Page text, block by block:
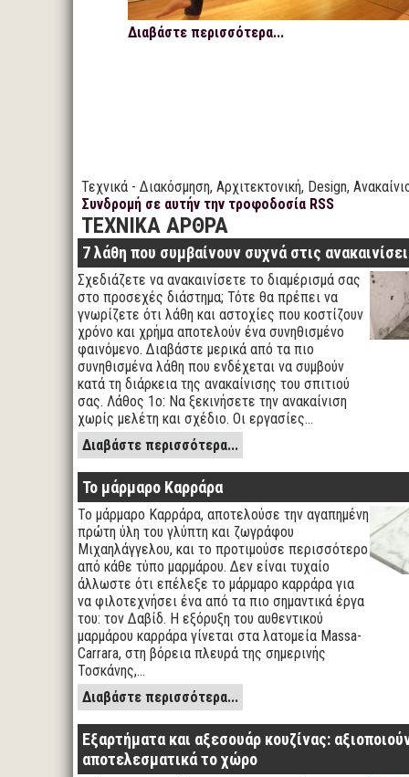
Διαβάστε περισσότερα...
Τεχνικά - Διακόσμηση, Αρχιτεκτονική, Design,
Συνδρομή σε αυτήν την τροφοδοσία RSS
ΤΕΧΝΙΚΑ ΑΡΘΡΑ
7 λάθη που συμβαίνουν συχνά στις
Σχεδιάζετε να ανακαινίσετε το διαμέρισμά σας
στο προσεχές διάστημα; Τότε θα πρέπει να
γνωρίζετε ότι λάθη και αστοχίες που κοστίζουν
χρόνο και χρήμα αποτελούν ένα συνηθισμένο
φαινόμενο. Διαβάστε μερικά από τα πιο
συνηθισμένα λάθη που ενδέχεται να συμβούν
κατά τη διάρκεια της ανακαίνισης του σπιτιού
σας. Λάθος 1ο: Να ξεκινήσετε την ανακαίνιση
χωρίς μελέτη και σχέδιο. Οι εργασίες…
Διαβάστε περισσότερα...
Το μάρμαρο Καρράρα
Το μάρμαρο Καρράρα, αποτελούσε την αγαπημένη
πρώτη ύλη του γλύπτη και ζωγράφου
Μιχαηλάγγελου, και το προτιμούσε περισσότερο
από κάθε τύπο μαρμάρου. Δεν είναι τυχαίο
άλλωστε ότι επέλεξε το μάρμαρο καρράρα για
να φιλοτεχνήσει ένα από τα πιο σημαντικά έργα
του: τον Δαβίδ. Η εξόρυξη του αυθεντικού
μαρμάρου καρράρα γίνεται στα λατομεία Massa-
Carrara, στη βόρεια πλευρά της σημερινής
Τοσκάνης,…
Διαβάστε περισσότερα...
Εξαρτήματα και αξεσουάρ κουζίνας:
αποτελεσματικά το χώρο